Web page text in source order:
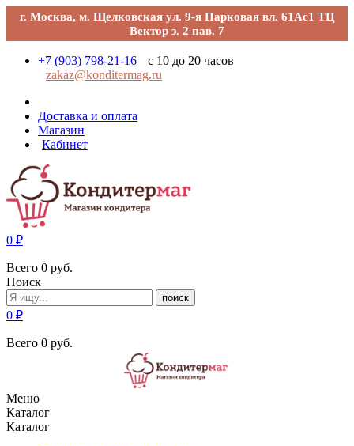
г. Москва, м. Щелковская ул. 9-я Парковая вл. 61Ас1 ТЦ
Вектор э. 2 пав. 7
+7 (903) 798-21-16
с 10 до 20 часов
zakaz@konditermag.ru
Доставка и оплата
Магазин
Кабинет
0 ₽
Всего 0 руб.
Поиск
поиск
0 ₽
Всего 0 руб.
Меню
Каталог
Каталог